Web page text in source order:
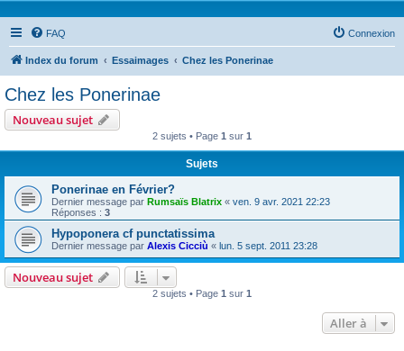
FAQ Connexion
Index du forum Essaimages Chez les Ponerinae
Chez les Ponerinae
Nouveau sujet
2 sujets • Page 1 sur 1
Sujets
Ponerinae en Février?
Dernier message par Rumsaïs Blatrix « ven. 9 avr. 2021 22:23
Réponses : 3
Hypoponera cf punctatissima
Dernier message par Alexis Cicciù « lun. 5 sept. 2011 23:28
Nouveau sujet
2 sujets • Page 1 sur 1
Aller à